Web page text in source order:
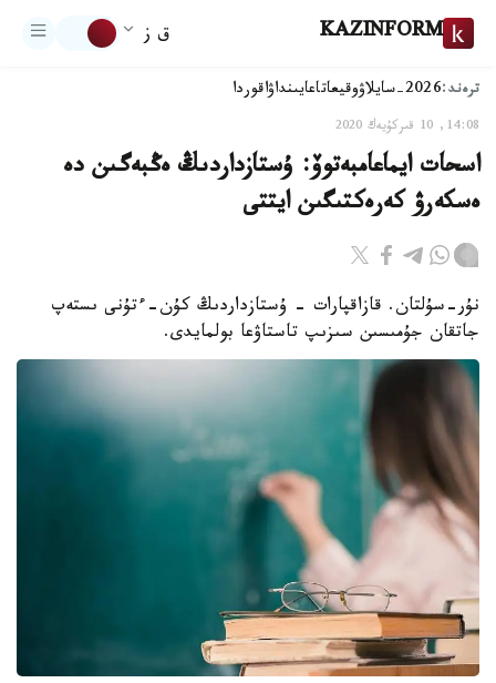
KAZINFORM ق ز
ترەند:2026-سايلاۋ وقيعاتاعايىنداۋاقوردا
14:08, 10 قىركۇيەك 2020
اسحات ايماعامبەتوۆ: ۇستازداردىڭ ەڭبەگىن دە
ەسكەرۋ كەرەكتىگىن ايتتى
نۇر-سۇلتان. قازاقپارات - ۇستازداردىڭ كۇن-ءتۇنى ىستەپ
جاتقان جۇمىسىن سىزىپ تاستاۋعا بولمايدى.